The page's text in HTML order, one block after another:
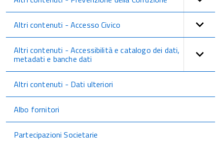
Altri contenuti - Accesso Civico
Altri contenuti - Accessibilità e catalogo dei dati,
metadati e banche dati
Altri contenuti - Dati ulteriori
Albo fornitori
Partecipazioni Societarie